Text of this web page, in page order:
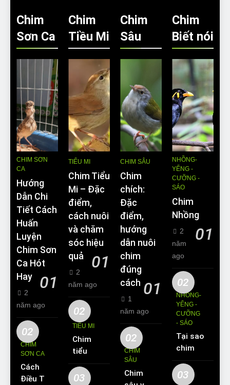
Chim
Sơn Ca
CHIM SƠN
CA
Hướng
Dẫn Chi
Tiết Cách
Huấn
Luyện
Chim Sơn
Ca Hót
Hay
01
2
năm ago
02
CHIM
SƠN CA
Cách
Điều Trị
Chim
Tiều Mi
TIỂU MI
Chim Tiểu
Mi – Đặc
điểm,
cách nuôi
và chăm
sóc hiệu
quả
01
2
năm ago
02
TIỂU MI
Chim
tiểu mi
ăn gì?
Kinh
03
Chim
Sâu
CHIM SÂU
Chim
chích:
Đặc
điểm,
hướng
dẫn nuôi
chim
đúng
cách 01
1
năm ago
02
CHIM
SÂU
Chim
Chim
Biết nói
NHỒNG-
YỂNG -
CƯỠNG -
SÁO
Chim
Nhồng
01
2
năm
ago
02
NHỒNG-
YỂNG -
CƯỠNG
- SÁO
Tại sao
chim
Sáo lại
được
03